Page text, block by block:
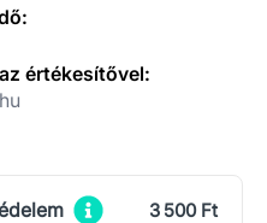
értékesítővel:
3 500 Ft